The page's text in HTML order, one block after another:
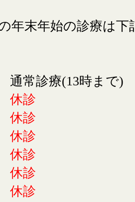
年末年始の診療は下
通常診療(13時まで)
休診
休診
休診
休診
休診
休診